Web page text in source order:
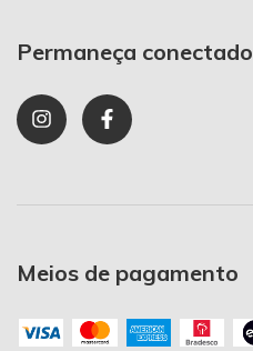
Permaneça conectado
Meios de pagamento